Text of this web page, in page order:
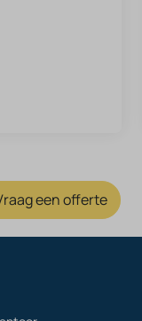
een offerte